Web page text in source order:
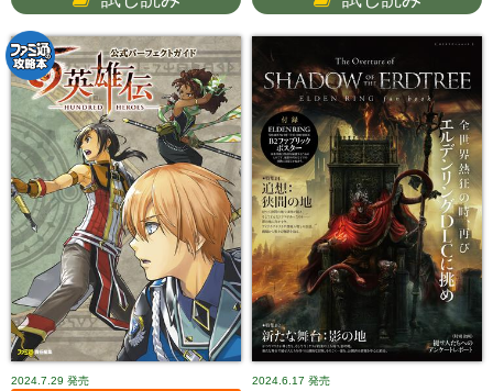
2024.7.29 発売 2024.6.17 発売